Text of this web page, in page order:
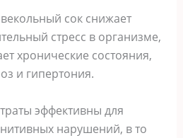
сок снижает
стресс в организме,
хронические состояния,
и гипертония.
эффективны для
нарушений, в то